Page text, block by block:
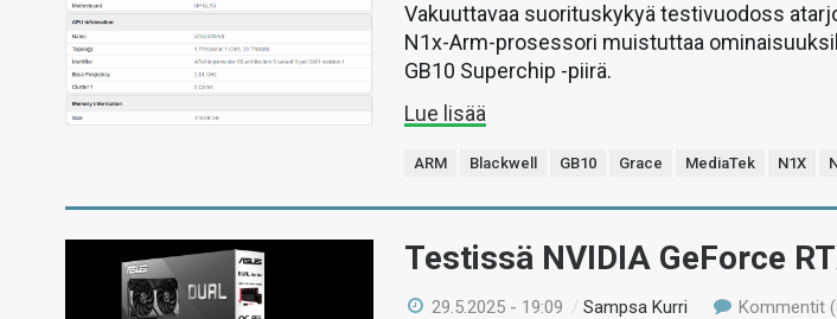
Vakuuttavaa suorituskykyä testivuodoss
N1x-Arm-prosessori muistuttaa
GB10 Superchip -piirä.
Lue lisää
ARM Blackwell GB10 Grace MediaTek N1X
Testissä NVIDIA GeForce
29.5.2025 - 19:09 /Sampsa Kurri Kommentit